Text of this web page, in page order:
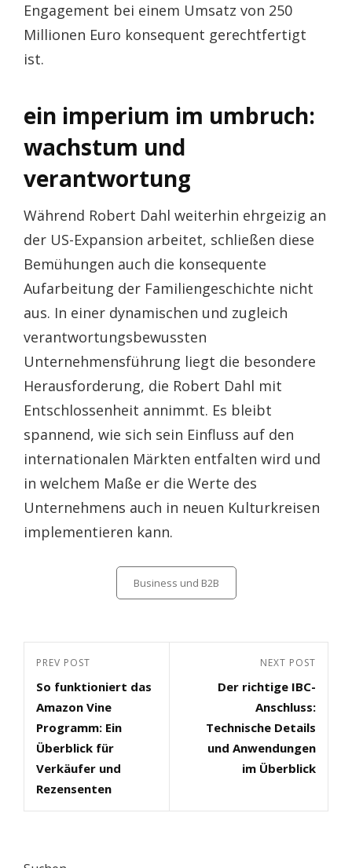
Engagement bei einem Umsatz von 250
Millionen Euro konsequent gerechtfertigt
ist.
ein imperium im umbruch:
wachstum und
verantwortung
Während Robert Dahl weiterhin ehrgeizig an
der US-Expansion arbeitet, schließen diese
Bemühungen auch die konsequente
Aufarbeitung der Familiengeschichte nicht
aus. In einer dynamischen und zugleich
verantwortungsbewussten
Unternehmensführung liegt die besondere
Herausforderung, die Robert Dahl mit
Entschlossenheit annimmt. Es bleibt
spannend, wie sich sein Einfluss auf den
internationalen Märkten entfalten wird und
in welchem Maße er die Werte des
Unternehmens auch in neuen Kulturkreisen
implementieren kann.
Business und B2B
Beitragsnavigation
Previous
Post
PREV POST
So funktioniert das
Amazon Vine
Programm: Ein
Überblick für
Verkäufer und
Rezensenten
Post
NEXT POST
Der richtige IBC-
Anschluss:
Technische Details
und Anwendungen
im Überblick